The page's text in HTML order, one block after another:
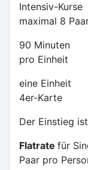
Intensiv-Kurse
maximal 8
90 Minuten
pro
eine
4er-
Der Einstieg
Flatrate für
Paar pro